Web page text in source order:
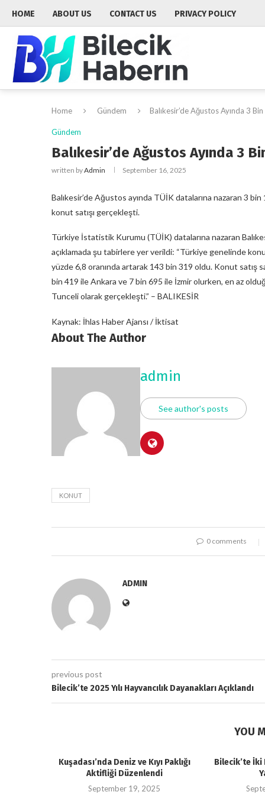
HOME ABOUT US CONTACT US PRIVACY POLICY
Home Gündem Balıkesir’de Ağustos Ayında 3
Gündem
Balıkesir’de Ağustos Ayında 3
written byAdmin September 16, 2025
Balıkesir’de Ağustos ayında TÜİK datalarına nazaran 3
konut satışı gerçekleşti.
Türkiye İstatistik Kurumu (TÜİK) datalarına nazaran
açıklamada şu tabirlere yer verildi: “Türkiye genelinde
yüzde 6,8 oranında artarak 143 bin 319 oldu. Konut satış
bin 419 ile Ankara ve 7 bin 695 ile İzmir olurken, en az
Tunceli olarak gerçekleşti.” – BALIKESİR
Kaynak: İhlas Haber Ajansı / İktisat
About The Author
admin
See author's posts
KONUT
0 comments
ADMIN
previous post
Bilecik’te 2025 Yılı Hayvancılık Dayanakları Açıklandı
YOU
Kuşadası’nda Deniz ve Kıyı Paklığı
Aktifliği Düzenlendi
September 19, 2025
Bilecik’te İki